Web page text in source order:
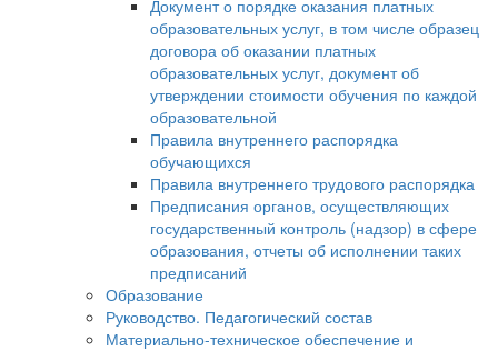
Документ о порядке оказания платных
образовательных услуг, в том числе образец
договора об оказании платных
образовательных услуг, документ об
утверждении стоимости обучения по каждой
образовательной
Правила внутреннего распорядка
обучающихся
Правила внутреннего трудового распорядка
Предписания органов, осуществляющих
государственный контроль (надзор) в сфере
образования, отчеты об исполнении таких
предписаний
Образование
Руководство. Педагогический состав
Материально-техническое обеспечение и